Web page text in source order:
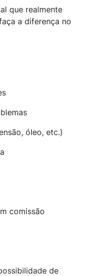
que realmente
a diferença no
óleo, etc.)
comissão
de